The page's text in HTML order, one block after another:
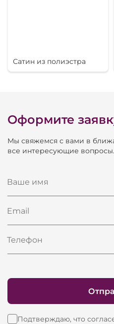
Сатин из полиэстра
Оформите
Мы свяжемся с вами в
все интересующие вопросы.
Ваше имя
Email
Телефон
Подтверждаю, что